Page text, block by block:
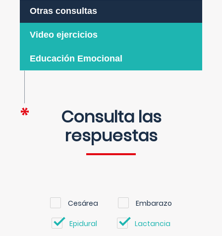
Otras consultas
Video ejercicios
Educación Emocional
Consulta las
respuestas
Cesárea Embarazo
Epidural Lactancia